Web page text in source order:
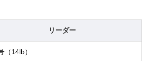
リーダー
（14lb）